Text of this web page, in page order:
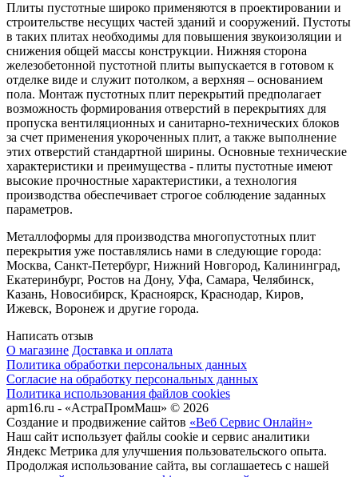
Плиты пустотные широко применяются в проектировании и
строительстве несущих частей зданий и сооружений. Пустоты
в таких плитах необходимы для повышения звукоизоляции и
снижения общей массы конструкции. Нижняя сторона
железобетонной пустотной плиты выпускается в готовом к
отделке виде и служит потолком, а верхняя – основанием
пола. Монтаж пустотных плит перекрытий предполагает
возможность формирования отверстий в перекрытиях для
пропуска вентиляционных и санитарно-технических блоков
за счет применения укороченных плит, а также выполнение
этих отверстий стандартной ширины. Основные технические
характеристики и преимущества - плиты пустотные имеют
высокие прочностные характеристики, а технология
производства обеспечивает строгое соблюдение заданных
параметров.
Металлоформы для производства многопустотных плит
перекрытия уже поставлялись нами в следующие города:
Москва, Санкт-Петербург, Нижний Новгород, Калининград,
Екатеринбург, Ростов на Дону, Уфа, Самара, Челябинск,
Казань, Новосибирск, Красноярск, Краснодар, Киров,
Ижевск, Воронеж и другие города.
Написать отзыв
О магазине Доставка и оплата
Политика обработки персональных данных
Согласие на обработку персональных данных
Политика использования файлов cookies
apm16.ru - «АстраПромМаш» © 2026
Создание и продвижение сайтов «Веб Сервис Онлайн»
Наш сайт использует файлы cookie и сервис аналитики
Яндекс Метрика для улучшения пользовательского опыта.
Продолжая использование сайта, вы соглашаетесь с нашей